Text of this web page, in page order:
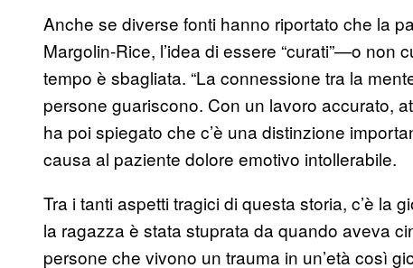
Anche se diverse fonti hanno riportato che la
Margolin-Rice, l’idea di essere “curati”—o
tempo è sbagliata. “La connessione tra la
persone guariscono. Con un lavoro accurato,
ha poi spiegato che c’è una distinzione
causa al paziente dolore emotivo intollerabile.
Tra i tanti aspetti tragici di questa storia, c’è la
la ragazza è stata stuprata da quando aveva
persone che vivono un trauma in un’età così